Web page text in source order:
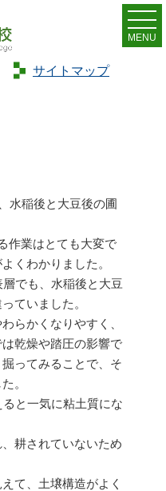
サイトマップ
MENU
面調査
水稲後と大豆後の圃
作業はとても大変で
くわかりました。
でも、水稲後と大豆
ていました。
らかくなりやすく、
乾燥や踏圧の影響で
ってみることで、そ
。
と一気に粘土質にな
耕されていないため
て、土壌構造がよく